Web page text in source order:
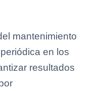
mantenimiento
en los
resultados